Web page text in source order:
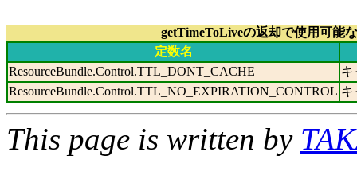
getTimeToLiveの返却で使用可能
定数名
ResourceBundle.Control.TTL_DONT_CACHE
キ
ResourceBundle.Control.TTL_NO_EXPIRATION_CONTROL キ
This page is written by